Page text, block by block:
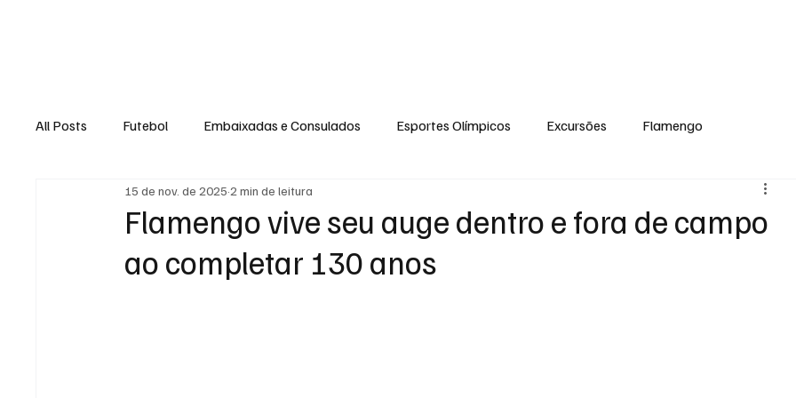
All Posts Futebol Embaixadas e Consulados Esportes Olímpicos Excursões Flamengo
Flamengo vive seu auge dentro e fora de campo
ao completar 130 anos
15 de nov. de 2025 2 min de leitura